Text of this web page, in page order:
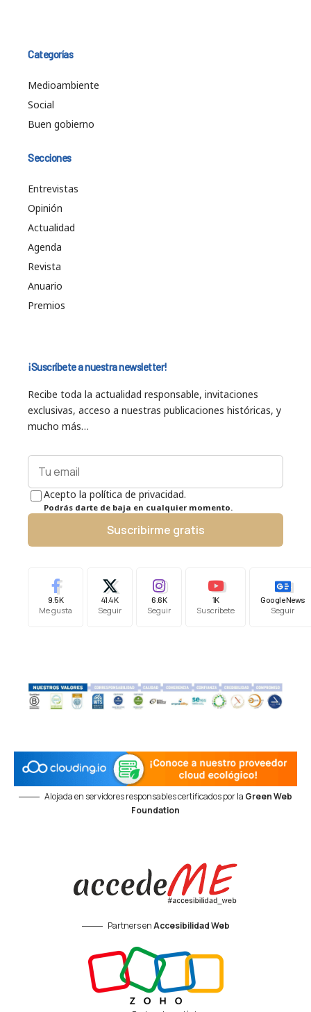
Categorías
Medioambiente
Social
Buen gobierno
Secciones
Entrevistas
Opinión
Actualidad
Agenda
Revista
Anuario
Premios
¡Suscríbete a nuestra newsletter!
Recibe toda la actualidad responsable, invitaciones
exclusivas, acceso a nuestras publicaciones históricas, y
mucho más…
Acepto la política de privacidad.
Podrás darte de baja en cualquier momento.
Suscribirme gratis
9.5K
Me gusta
41.4K
Seguir
6.6K
Seguir
1K
Suscríbete
Google News
Seguir
Alojada en servidores responsables certificados por la Green Web
Foundation
Partners enAccesibilidad Web